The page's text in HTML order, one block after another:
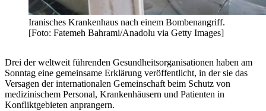
Iranisches Krankenhaus nach einem Bombenangriff.
[Foto: Fatemeh Bahrami/Anadolu via Getty Images]
Drei der weltweit führenden Gesundheitsorganisationen haben am
Sonntag eine gemeinsame Erklärung veröffentlicht, in der sie das
Versagen der internationalen Gemeinschaft beim Schutz von
medizinischem Personal, Krankenhäusern und Patienten in
Konfliktgebieten anprangern.